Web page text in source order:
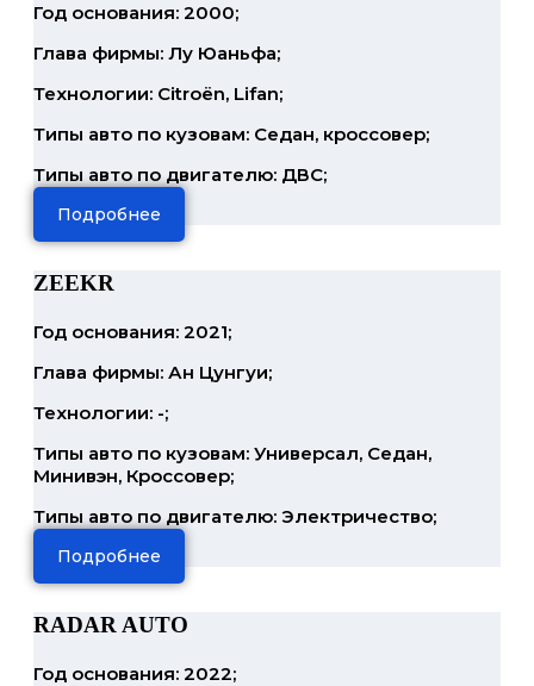
Год основания: 2000;
Глава фирмы: Лу Юаньфа;
Технологии: Citroën, Lifan;
Типы авто по кузовам: Седан, кроссовер;
Типы авто по двигателю: ДВС;
Подробнее
ZEEKR
Год основания: 2021;
Глава фирмы: Ан Цунгуи;
Технологии: -;
Типы авто по кузовам: Универсал, Седан,
Минивэн, Кроссовер;
Типы авто по двигателю: Электричество;
Подробнее
RADAR AUTO
Год основания: 2022;